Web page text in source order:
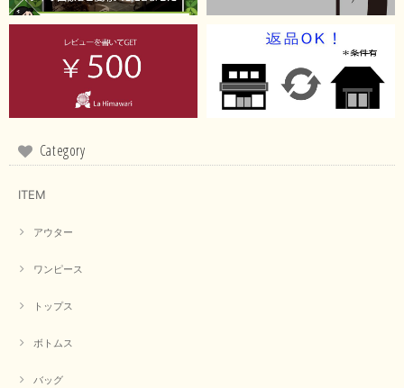
イエローと表示ありますが、黄緑っぽい気がします
この度は商品のお買い上げ誠にありがとうございました。 仰
る通り、ブランドでのカラー表記はイエローですが。 実際は
緑がかったイエローになるため、黄緑に近いです。 画像では
指摘ありがとうございました。 又のご来店お待ちしておりま
早い発送で届いたのも予定より早く届きました。丁寧に梱包されていて良か
Category
ITEM
アウター
ワンピース
トップス
ボトムス
バッグ